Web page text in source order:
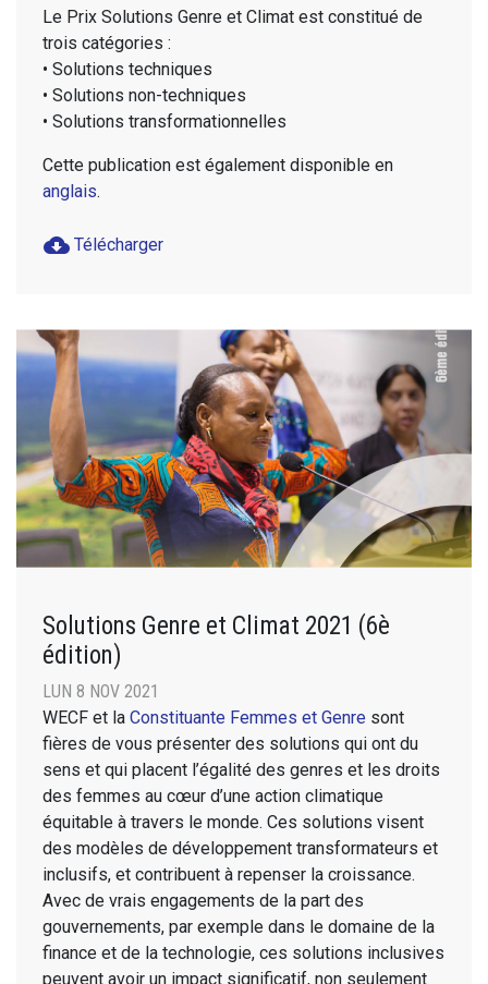
Le Prix Solutions Genre et Climat est constitué de
trois catégories :
• Solutions techniques
• Solutions non-techniques
• Solutions transformationnelles
Cette publication est également disponible en
anglais.
cloud_download Télécharger
Solutions Genre et Climat 2021 (6è
édition)
LUN 8 NOV 2021
WECF et la Constituante Femmes et Genre sont
fières de vous présenter des solutions qui ont du
sens et qui placent l’égalité des genres et les droits
des femmes au cœur d’une action climatique
équitable à travers le monde. Ces solutions visent
des modèles de développement transformateurs et
inclusifs, et contribuent à repenser la croissance.
Avec de vrais engagements de la part des
gouvernements, par exemple dans le domaine de la
finance et de la technologie, ces solutions inclusives
peuvent avoir un impact significatif, non seulement